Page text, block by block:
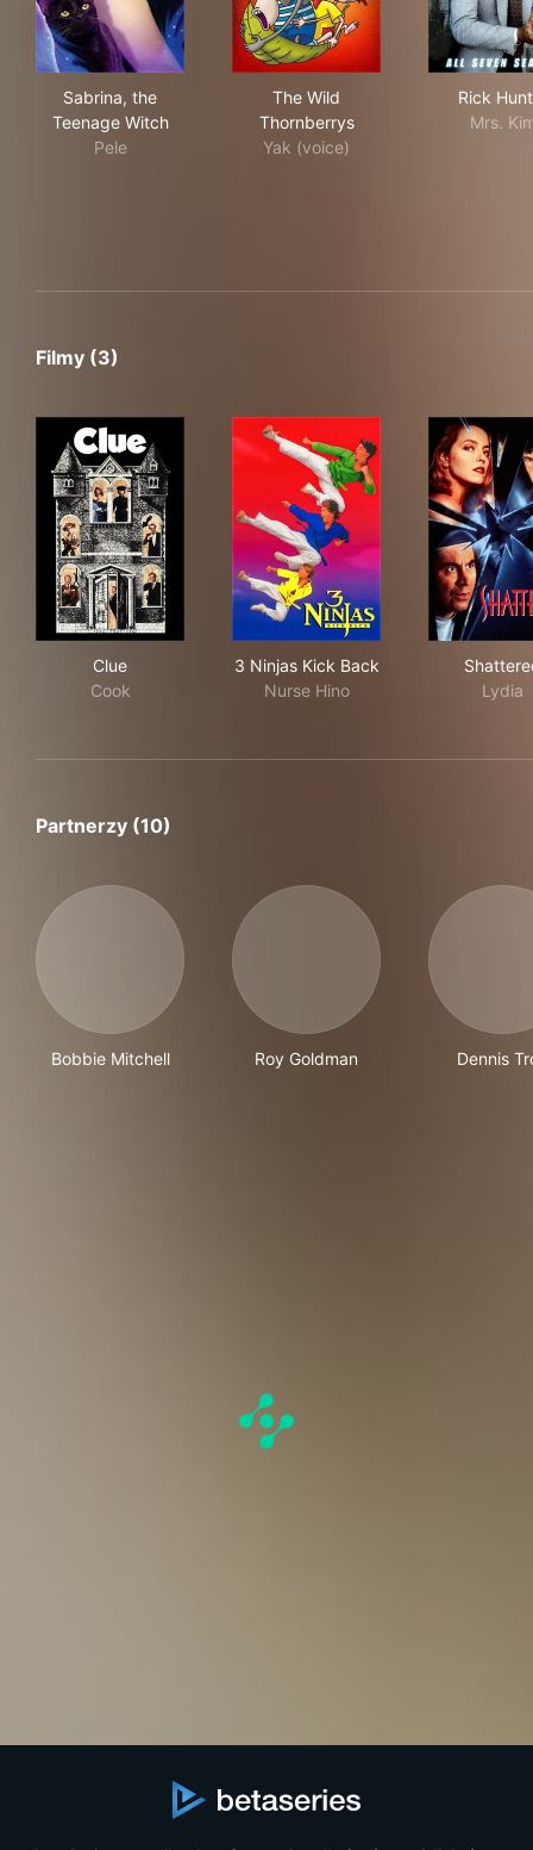
Sabrina, the
Teenage Witch
Pele
The Wild
Thornberrys
Yak (voice)
Rick
Mrs.
Filmy (3)
Clue
Cook
3 Ninjas Kick Back
Nurse Hino
Lydia
Partnerzy (10)
Bobbie Mitchell Roy Goldman Dennis